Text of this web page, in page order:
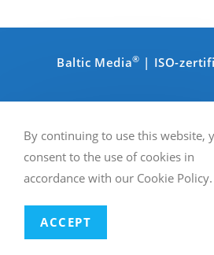
Baltic Media® | ISO-
Englisch Schwedisch
Mehrsprachiges WordPress
By continuing to use this website,
consent to the use of cookies in
accordance with our Cookie Policy.
ACCEPT